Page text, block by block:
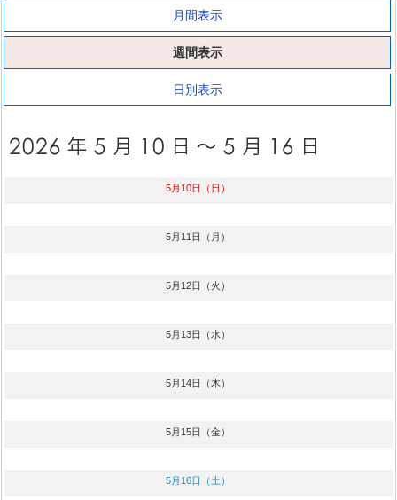
月間表示
週間表示
日別表示
5月10日（日）
5月11日（月）
5月12日（火）
5月13日（水）
5月14日（木）
5月15日（金）
5月16日（土）